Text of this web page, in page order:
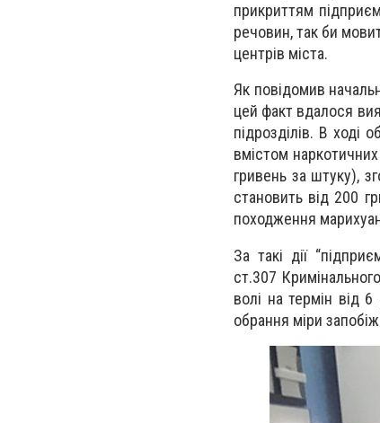
прикриттям
речовин, так би
центрів міста.
Як повідомив
цей факт вдалося
підрозділів. В ході
вмістом наркотичних
гривень за штуку),
становить від 200
походження
За такі дії
ст.307
волі на термін від
обрання міри